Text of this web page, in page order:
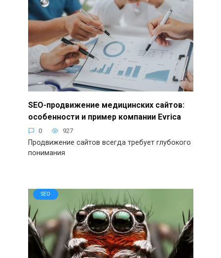
SEO-продвижение медицинских сайтов:
особенности и пример компании Evrica
0 927
Продвижение сайтов всегда требует глубокого
понимания
SEO